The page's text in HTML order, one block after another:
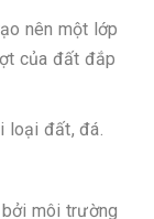
nên một lớp
của đất đắp
loại đất, đá.
môi trường